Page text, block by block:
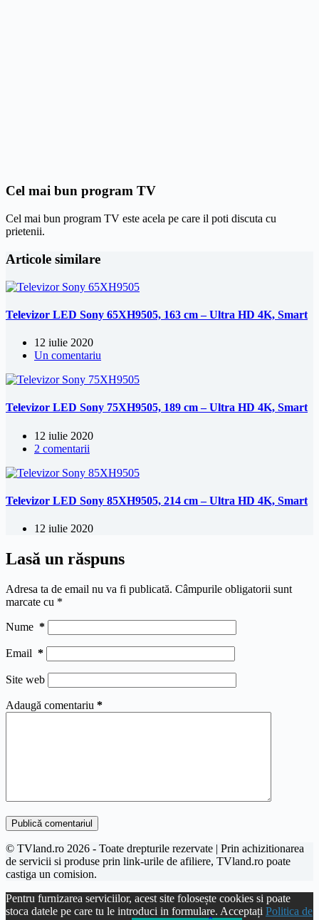
Cel mai bun program TV
Cel mai bun program TV este acela pe care il poti discuta cu
prietenii.
Articole similare
Televizor LED Sony 65XH9505, 163 cm – Ultra HD 4K, Smart
12 iulie 2020
Un comentariu
Televizor LED Sony 75XH9505, 189 cm – Ultra HD 4K, Smart
12 iulie 2020
2 comentarii
Televizor LED Sony 85XH9505, 214 cm – Ultra HD 4K, Smart
12 iulie 2020
Lasă un răspuns
Adresa ta de email nu va fi publicată. Câmpurile obligatorii sunt
marcate cu *
Nume *
Email *
Site web
Adaugă comentariu *
Publică comentariul
© TVland.ro 2026 - Toate drepturile rezervate | Prin achizitionarea
de servicii si produse prin link-urile de afiliere, TVland.ro poate
castiga un comision.
Pentru furnizarea serviciilor, acest site folosește cookies si poate
stoca datele pe care tu le introduci in formulare. Acceptați Politica de